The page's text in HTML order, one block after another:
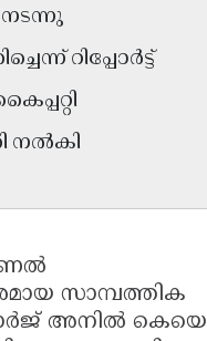
റിപ്പോർട്ട്
നൽകി
സാമ്പത്തിക
അനിൽ കെയെ